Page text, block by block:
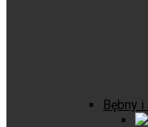
Bębny